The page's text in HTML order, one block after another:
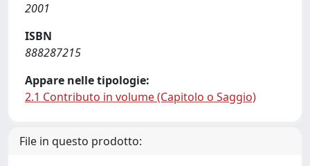
2001
ISBN
888287215
Appare nelle tipologie:
2.1 Contributo in volume (Capitolo o Saggio)
File in questo prodotto: